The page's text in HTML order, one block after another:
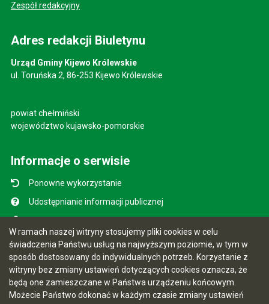
W ramach naszej witryny stosujemy pliki cookies w celu
świadczenia Państwu usług na najwyższym poziomie, w tym w
sposób dostosowany do indywidualnych potrzeb. Korzystanie z
witryny bez zmiany ustawień dotyczących cookies oznacza, że
będą one zamieszczane w Państwa urządzeniu końcowym.
Możecie Państwo dokonać w każdym czasie zmiany ustawień
Zespół redakcyjny
Adres redakcji Biuletynu
Urząd Gminy Kijewo Królewskie
ul. Toruńska 2, 86-253 Kijewo Królewskie
powiat chełmiński
województwo kujawsko-pomorskie
Informacje o serwisie
Ponowne wykorzystanie
Udostępnianie informacji publicznej
Instrukcja obsługi
Statystyki oglądalności
Ostatnio dodane
Ostatnia aktualizacja BIP: 07.08.2026 10:49